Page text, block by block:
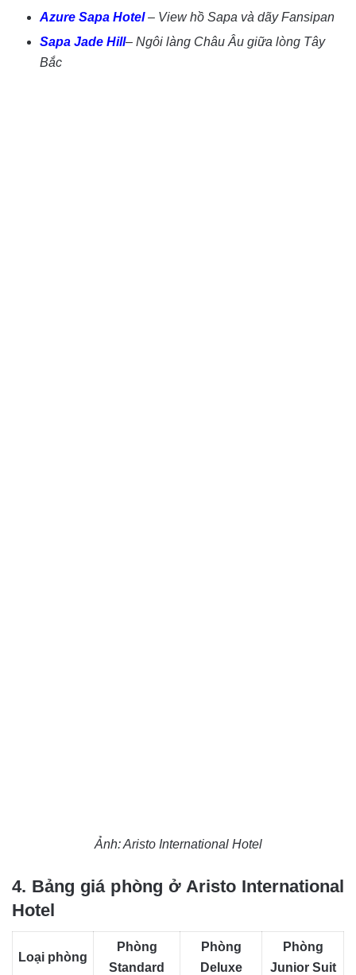
Azure Sapa Hotel – View hồ Sapa và dãy Fansipan
Sapa Jade Hill– Ngôi làng Châu Âu giữa lòng Tây
Bắc
Ảnh: Aristo International Hotel
4. Bảng giá phòng ở Aristo International
Hotel
Loại phòng
Phòng
Standard
Phòng
Deluxe
Phòng
Junior Suit